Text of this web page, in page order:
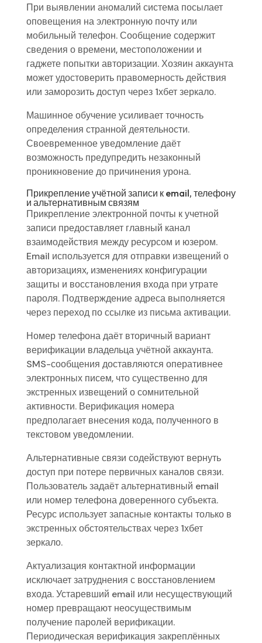
При выявлении аномалий система посылает
оповещения на электронную почту или
мобильный телефон. Сообщение содержит
сведения о времени, местоположении и
гаджете попытки авторизации. Хозяин аккаунта
может удостоверить правомерность действия
или заморозить доступ через 1хбет зеркало.
Машинное обучение усиливает точность
определения странной деятельности.
Своевременное уведомление даёт
возможность предупредить незаконный
проникновение до причинения урона.
Прикрепление учётной записи к email, телефону
и альтернативным связям
Прикрепление электронной почты к учетной
записи предоставляет главный канал
взаимодействия между ресурсом и юзером.
Email используется для отправки извещений о
авторизациях, изменениях конфигурации
защиты и восстановления входа при утрате
пароля. Подтверждение адреса выполняется
через переход по ссылке из письма активации.
Номер телефона даёт вторичный вариант
верификации владельца учётной аккаунта.
SMS-сообщения доставляются оперативнее
электронных писем, что существенно для
экстренных извещений о сомнительной
активности. Верификация номера
предполагает внесения кода, полученного в
текстовом уведомлении.
Альтернативные связи содействуют вернуть
доступ при потере первичных каналов связи.
Пользователь задаёт альтернативный email
или номер телефона доверенного субъекта.
Ресурс использует запасные контакты только в
экстренных обстоятельствах через 1хбет
зеркало.
Актуализация контактной информации
исключает затруднения с восстановлением
входа. Устаревший email или несуществующий
номер превращают неосуществимым
получение паролей верификации.
Периодическая верификация закреплённых